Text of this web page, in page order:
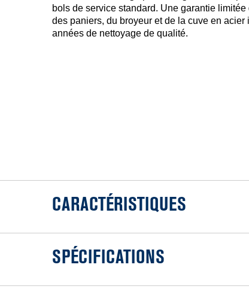
bols de service standard. Une garantie
des paniers, du broyeur et de la cuve en
années de nettoyage de qualité.
CARACTÉRISTIQUES
SPÉCIFICATIONS